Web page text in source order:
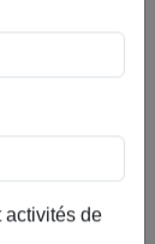
activités de